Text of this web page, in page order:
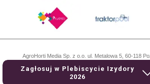
Zagłosuj w Plebiscycie Izydory
2026
AgroHorti Media Sp. z o.o. ul. Metalowa 5, 60-118
przechowywane w Sądzie Rejonowym Poznań - Nowe
VIII Wydziale Gospodarczym, KRS 0001116269,
529158846, kapitał zakładowy: